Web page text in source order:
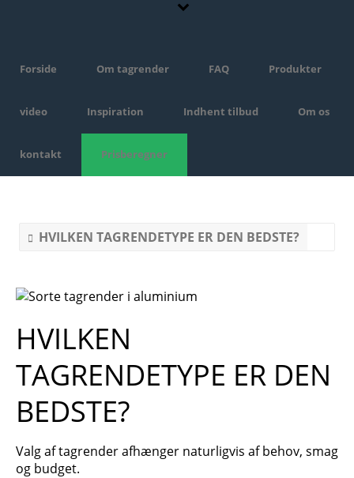
Forside Om tagrender FAQ Produkter
video Inspiration Indhent tilbud Om os
kontakt Prisberegner
HVILKEN TAGRENDETYPE ER DEN BEDSTE?
HVILKEN
TAGRENDETYPE ER DEN
BEDSTE?
Valg af tagrender afhænger naturligvis af behov, smag
og budget.